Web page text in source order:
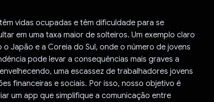
vidas ocupadas e têm dificuldade para se
em uma taxa maior de solteiros. Um exemplo claro
Japão e a Coreia do Sul, onde o número de jovens
pode levar a consequências mais graves a
uma escassez de trabalhadores jovens
financeiras e sociais. Por isso, nosso objetivo é
um app que simplifique a comunicação entre